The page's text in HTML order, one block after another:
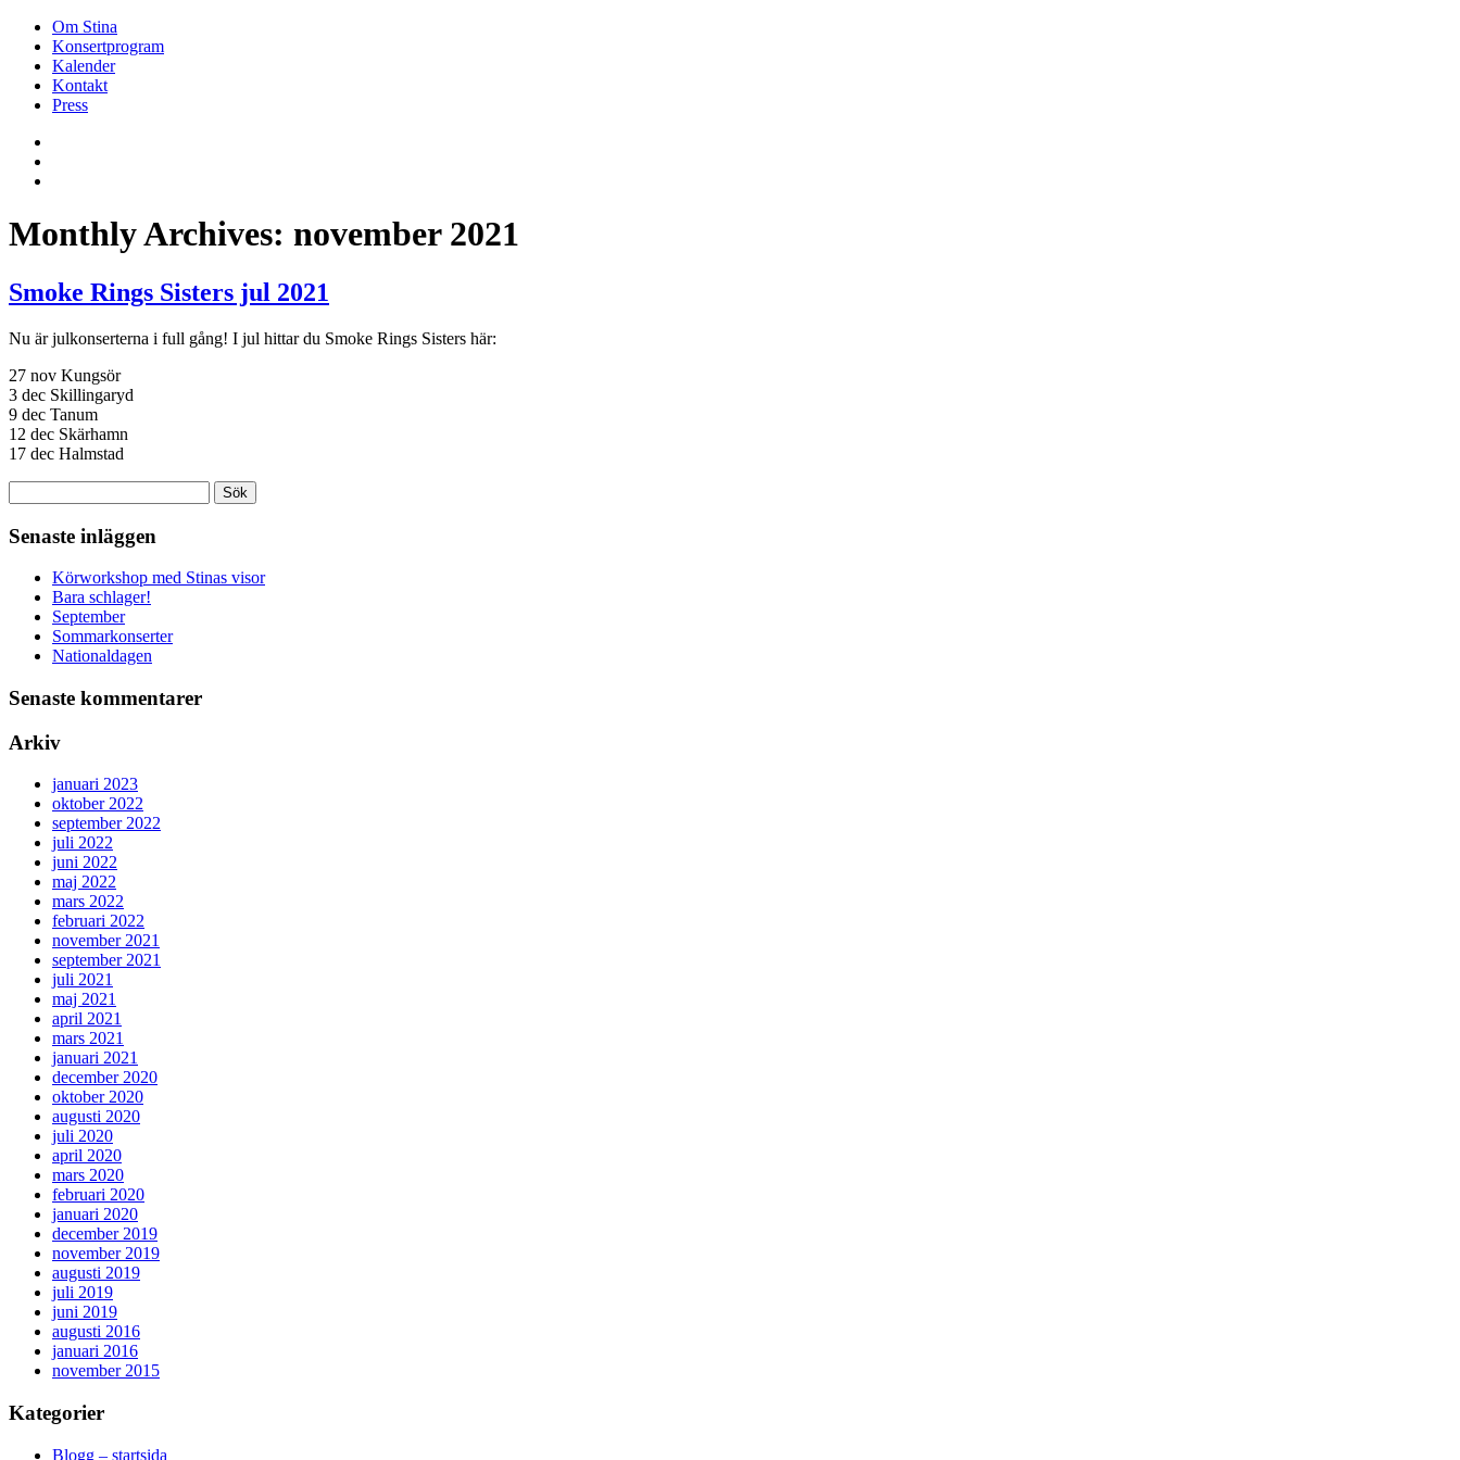
Om Stina
Konsertprogram
Kalender
Kontakt
Press
Monthly Archives: november 2021
Smoke Rings Sisters jul 2021
Nu är julkonserterna i full gång! I jul hittar du Smoke Rings Sisters här:
27 nov Kungsör
3 dec Skillingaryd
9 dec Tanum
12 dec Skärhamn
17 dec Halmstad
efter:
Senaste inläggen
Körworkshop med Stinas visor
Bara schlager!
September
Sommarkonserter
Nationaldagen
Senaste kommentarer
Arkiv
januari 2023
oktober 2022
september 2022
juli 2022
juni 2022
maj 2022
mars 2022
februari 2022
november 2021
september 2021
juli 2021
maj 2021
april 2021
mars 2021
januari 2021
december 2020
oktober 2020
augusti 2020
juli 2020
april 2020
mars 2020
februari 2020
januari 2020
december 2019
november 2019
augusti 2019
juli 2019
juni 2019
augusti 2016
januari 2016
november 2015
Kategorier
Blogg – startsida